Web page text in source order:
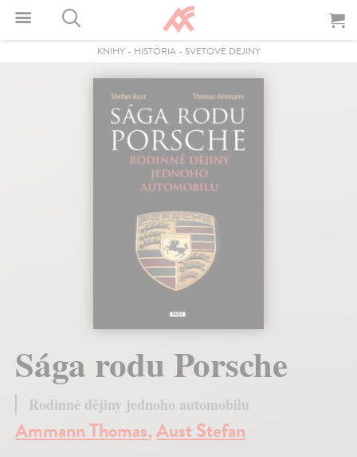
KNIHY- HISTÓRIA- SVETOVÉ DEJINY
Sága rodu Porsche
Rodinné dějiny jednoho automobilu
Ammann Thomas,Aust Stefan